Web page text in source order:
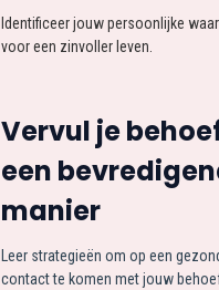
Identificeer jouw persoonlijke
voor een zinvoller leven.
Vervul je
een
manier
Leer strategieën om op een
contact te komen met jouw